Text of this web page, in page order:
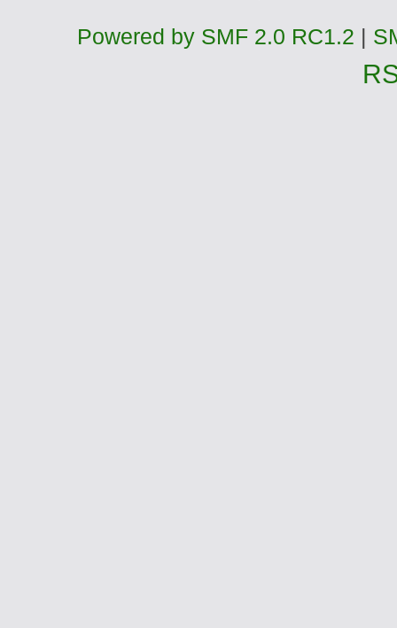
Powered by SMF 2.0 RC1.2 |